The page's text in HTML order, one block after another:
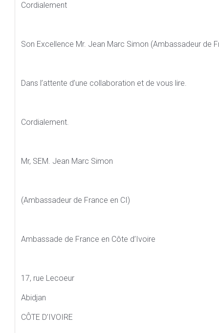
Cordialement
Son Excellence Mr. Jean Marc Simon (Ambassadeur de
Dans l’attente d’une collaboration et de vous lire.
Cordialement.
Mr, SEM. Jean Marc Simon
(Ambassadeur de France en CI)
Ambassade de France en Côte d’Ivoire
17, rue Lecoeur
Abidjan
CÔTE D’IVOIRE